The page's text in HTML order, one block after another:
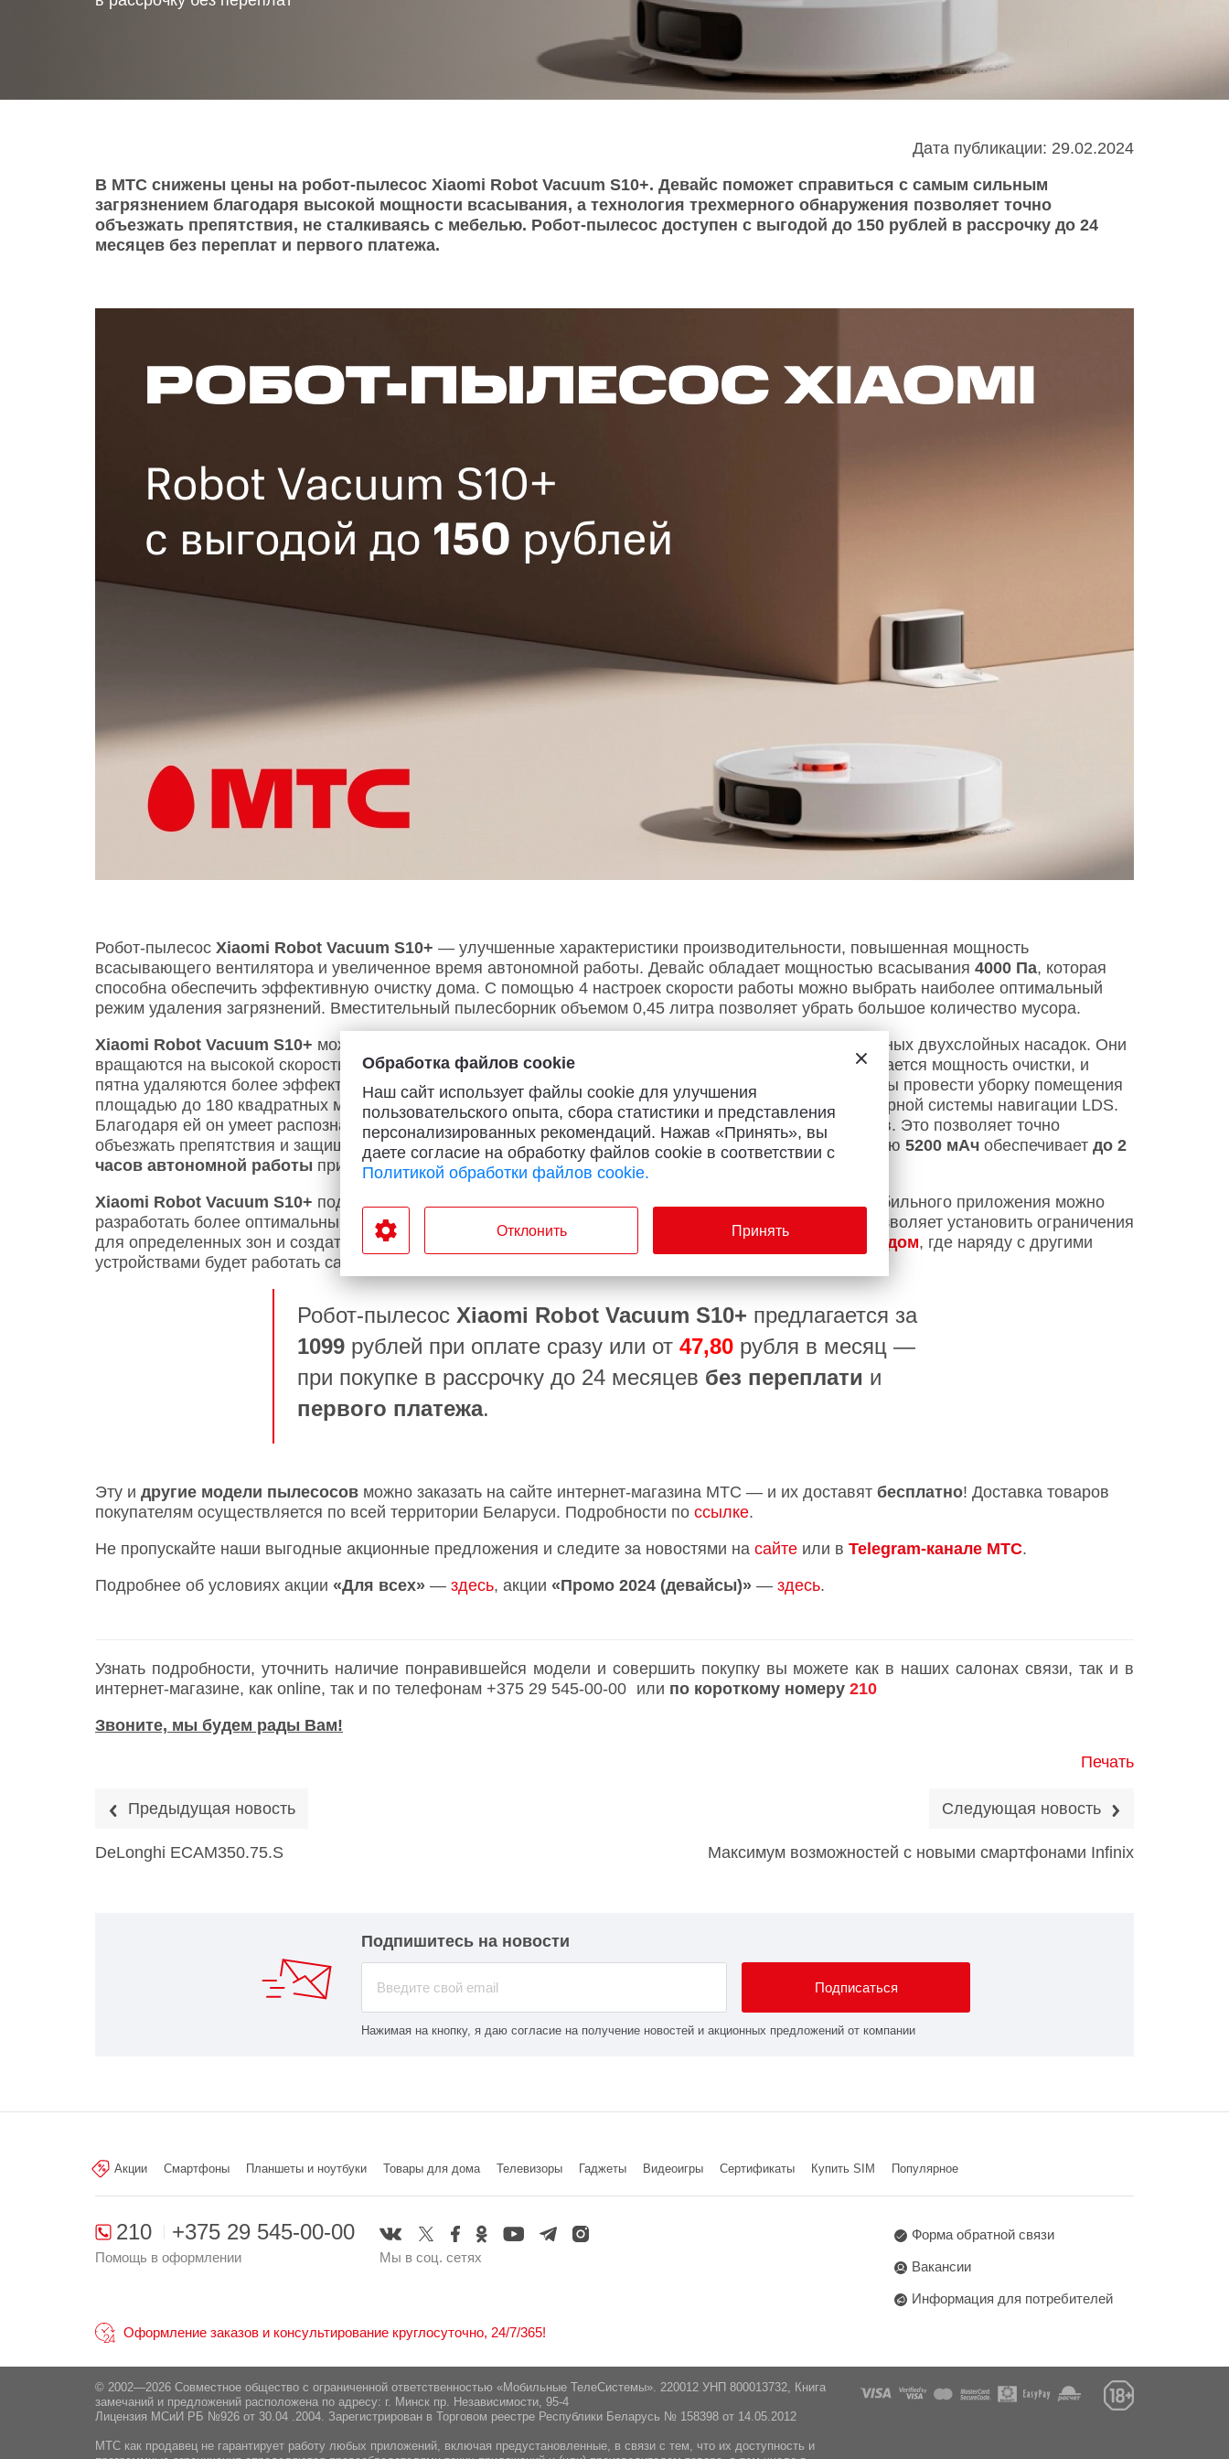
POCO M
realme C
realme 14
TCL
TCL 50
TCL 60
vivo V
Infinix GT
Infinix Note
Camon
Blackview
Телевизоры
Интернет для дома
Купить SIM
Вакансии
Дата публикации: 29.02.2024
В МТС снижены цены на робот-пылесос Xiaomi Robot Vacuum S10+. Девайс поможет справиться с самым сильным
загрязнением благодаря высокой мощности всасывания, а технология трехмерного обнаружения позволяет точно
объезжать препятствия, не сталкиваясь с мебелью. Робот-пылесос доступен с выгодой до 150 рублей в рассрочку до 24
месяцев без переплат и первого платежа.
Робот-пылесос Xiaomi Robot Vacuum S10+ — улучшенные характеристики производительности, повышенная мощность
всасывающего вентилятора и увеличенное время автономной работы. Девайс обладает мощностью всасывания 4000 Па, которая
способна обеспечить эффективную очистку дома. С помощью 4 настроек скорости работы можно выбрать наиболее оптимальный
режим удаления загрязнений. Вместительный пылесборник объемом 0,45 литра позволяет убрать большое количество мусора.
Xiaomi Robot Vacuum S10+ может проводить тщательную влажную уборку с помощью двух комплексных двухслойных насадок. Они
вращаются на высокой скорости, симулируя эффект влажной уборки вручную. За счет этого увеличивается мощность очистки, и
пятна удаляются более эффективно. Резервуара для воды емкостью 0,2 литра хватает для того, чтобы провести уборку помещения
площадью до 180 квадратных метров. Умный пылесос ориентируется в пространстве с помощью лазерной системы навигации LDS.
Благодаря ей он умеет распознавать преграды на своём пути с точностью до нескольких миллиметров. Это позволяет точно
объезжать препятствия и защищать окрашенную поверхность мебели. А мощный аккумулятор емкостью 5200 мАч обеспечивает до 2
часов автономной работы при настройках тишины в режиме очистки.
Xiaomi Robot Vacuum S10+ поддерживает дистанционное управление со смартфона. С помощью мобильного приложения можно
разработать более оптимальный план уборки в соответствии с планировкой комнаты. Приложение позволяет установить ограничения
для определенных зон и создать виртуальные стены. Пылесос легко интегрируется в систему
Умный дом, где наряду с другими
устройствами будет работать самостоятельно по заранее заданным сценариям.
Робот-пылесос Xiaomi Robot Vacuum S10+ предлагается за
1099 рублей при оплате сразу или от 47,80 рубля в месяц —
при покупке в рассрочку до 24 месяцев без переплати и
первого платежа.
Эту и другие модели пылесосов можно заказать на сайте интернет-магазина МТС — и их доставят бесплатно! Доставка товаров
покупателям осуществляется по всей территории Беларуси. Подробности по ссылке.
Не пропускайте наши выгодные акционные предложения и следите за новостями на сайте или в Telegram-канале МТС.
Подробнее об условиях акции «Для всех» — здесь, акции «Промо 2024 (девайсы)» — здесь.
Узнать подробности, уточнить наличие понравившейся модели и совершить покупку вы можете как в наших салонах связи, так и в
интернет-магазине, как online, так и по телефонам +375 29 545-00-00 или по короткому номеру 210
Звоните, мы будем рады Вам!
Печать
Предыдущая новость
DeLonghi ECAM350.75.S
Следующая новость
Максимум возможностей с новыми смартфонами Infinix
Подпишитесь на новости
Подписаться
Нажимая на кнопку, я даю согласие на получение новостей и акционных предложений от компании
Акции Смартфоны Планшеты и ноутбуки Товары для дома Телевизоры Гаджеты Видеоигры Cертификаты Купить SIM Популярное
210 +375 29 545-00-00
Помощь в оформлении Мы в соц. сетях
Форма обратной связи
Вакансии
Информация для потребителей
Оформление заказов и консультирование круглосуточно, 24/7/365!
© 2002—2026 Совместное общество с ограниченной ответственностью «Мобильные ТелеСистемы». 220012 УНП 800013732, Книга
замечаний и предложений расположена по адресу: г. Минск пр. Независимости, 95-4
Лицензия МСиИ РБ №926 от 30.04 .2004. Зарегистрирован в Торговом реестре Республики Беларусь № 158398 от 14.05.2012
МТС как продавец не гарантирует работу любых приложений, включая предустановленные, в связи с тем, что их доступность и
Обработка файлов cookie
Наш сайт использует файлы cookie для улучшения
пользовательского опыта, сбора статистики и представления
персонализированных рекомендаций. Нажав «Принять», вы
даете согласие на обработку файлов cookie в соответствии с
Политикой обработки файлов cookie.
Отклонить Принять